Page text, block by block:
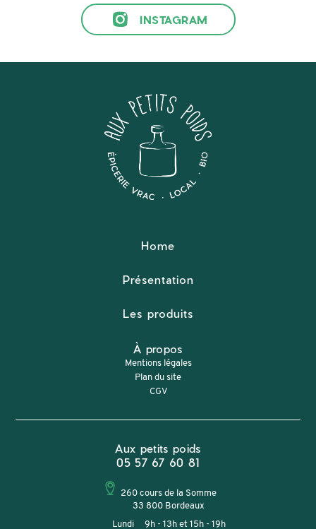
INSTAGRAM
Home
Présentation
Les produits
À propos
Mentions légales
Plan du site
CGV
Aux petits poids
05 57 67 60 81
260 cours de la Somme
33 800 Bordeaux
Lundi 9h - 13h et 15h - 19h